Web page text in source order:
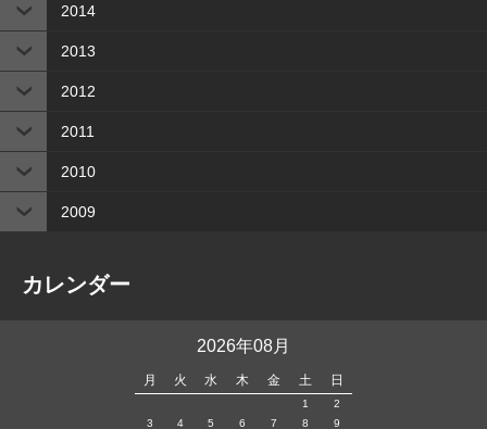
2014
2013
2012
2011
2010
2009
カレンダー
2026年08月
月 火 水 木 金 土 日
1
2
3
4 5 6 7 8
9